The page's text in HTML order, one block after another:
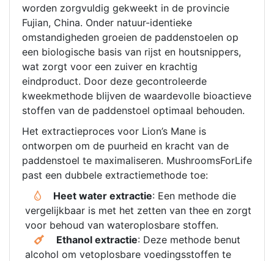
worden zorgvuldig gekweekt in de provincie
Fujian, China. Onder natuur-identieke
omstandigheden groeien de paddenstoelen op
een biologische basis van rijst en houtsnippers,
wat zorgt voor een zuiver en krachtig
eindproduct. Door deze gecontroleerde
kweekmethode blijven de waardevolle bioactieve
stoffen van de paddenstoel optimaal behouden.
Het extractieproces voor Lion’s Mane is
ontworpen om de puurheid en kracht van de
paddenstoel te maximaliseren. MushroomsForLife
past een dubbele extractiemethode toe:
Heet water extractie: Een methode die
vergelijkbaar is met het zetten van thee en zorgt
voor behoud van wateroplosbare stoffen.
Ethanol extractie: Deze methode benut
alcohol om vetoplosbare voedingsstoffen te